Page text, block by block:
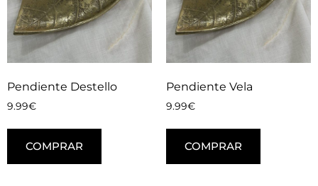
Pendiente Destello
9.99€
COMPRAR
Pendiente Vela
9.99€
COMPRAR